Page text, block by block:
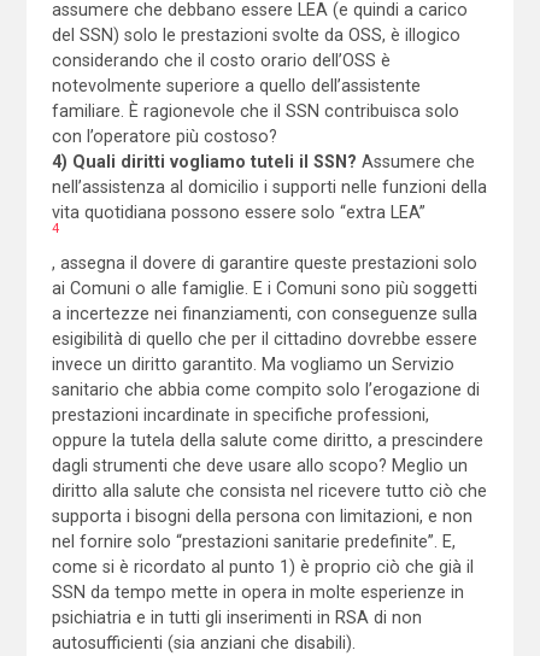
assumere che debbano essere LEA (e quindi a carico
del SSN) solo le prestazioni svolte da OSS, è illogico
considerando che il costo orario dell’OSS è
notevolmente superiore a quello dell’assistente
familiare. È ragionevole che il SSN contribuisca solo
con l’operatore più costoso?
4) Quali diritti vogliamo tuteli il SSN? Assumere che
nell’assistenza al domicilio i supporti nelle funzioni della
vita quotidiana possono essere solo “extra LEA”
4
, assegna il dovere di garantire queste prestazioni solo
ai Comuni o alle famiglie. E i Comuni sono più soggetti
a incertezze nei finanziamenti, con conseguenze sulla
esigibilità di quello che per il cittadino dovrebbe essere
invece un diritto garantito. Ma vogliamo un Servizio
sanitario che abbia come compito solo l’erogazione di
prestazioni incardinate in specifiche professioni,
oppure la tutela della salute come diritto, a prescindere
dagli strumenti che deve usare allo scopo? Meglio un
diritto alla salute che consista nel ricevere tutto ciò che
supporta i bisogni della persona con limitazioni, e non
nel fornire solo “prestazioni sanitarie predefinite”. E,
come si è ricordato al punto 1) è proprio ciò che già il
SSN da tempo mette in opera in molte esperienze in
psichiatria e in tutti gli inserimenti in RSA di non
autosufficienti (sia anziani che disabili).